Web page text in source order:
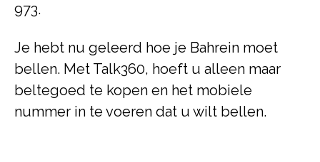
973.
Je hebt nu geleerd hoe je Bahrein moet
bellen. Met Talk360, hoeft u alleen maar
beltegoed te kopen en het mobiele
nummer in te voeren dat u wilt bellen.